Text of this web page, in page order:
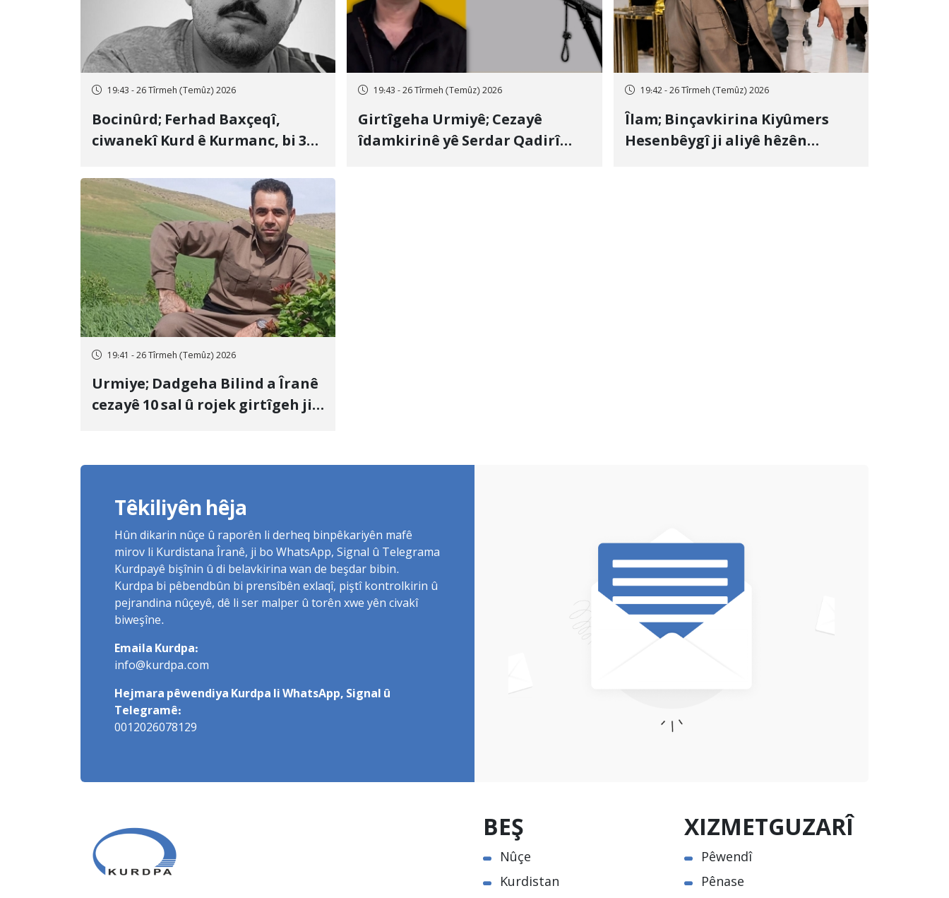
19:43 - 26 Tîrmeh (Temûz) 2026
Bocinûrd; Ferhad Baxçeqî,
ciwanekî Kurd ê Kurmanc, bi 3
cezakirin
19:43 - 26 Tîrmeh (Temûz) 2026
Girtîgeha Urmiyê; Cezayê
îdamkirinê yê Serdar Qadirî
19:42 - 26 Tîrmeh (Temûz) 2026
Îlam; Binçavkirina Kiyûmers
Hesenbêygî ji aliyê hêzên
19:41 - 26 Tîrmeh (Temûz) 2026
Urmiye; Dadgeha Bilind a Îranê
cezayê 10 sal û rojek girtîgeh ji
Têkiliyên hêja
Hûn dikarin nûçe û raporên li derheq binpêkariyên mafê
mirov li Kurdistana Îranê, ji bo WhatsApp, Signal û Telegrama
Kurdpayê bişînin û di belavkirina wan de beşdar bibin.
Kurdpa bi pêbendbûn bi prensîbên exlaqî, piştî kontrolkirin û
pejrandina nûçeyê, dê li ser malper û torên xwe yên civakî
biweşîne.
Emaila Kurdpa:
info@kurdpa.com
Hejmara pêwendiya Kurdpa li WhatsApp, Signal û
Telegramê:
0012026078129
BEŞ
Nûçe
Kurdistan
XIZMETGUZARÎ
Pêwendî
Pênase